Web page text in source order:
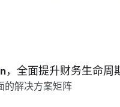
全面提升财务生命周
的解决方案矩阵